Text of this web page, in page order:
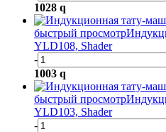
1028 q
быстрый просмотр
YLD108, Shader
-
1003 q
быстрый просмотр
YLD103, Shader
-